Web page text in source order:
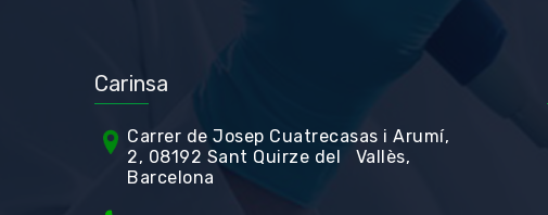
Carinsa
Carrer de Josep Cuatrecasas i Arumí,
2, 08192 Sant Quirze del Vallès,
Barcelona